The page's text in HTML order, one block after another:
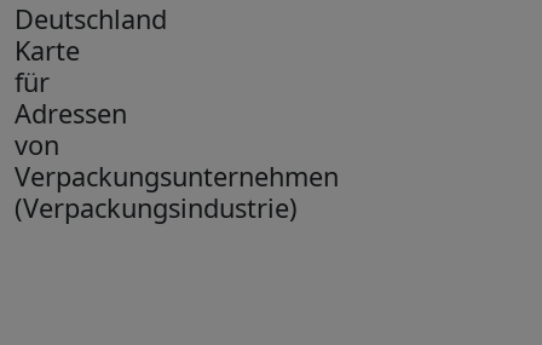
Deutschland
Karte
für
Adressen
von
Verpackungsunternehmen
(Verpackungsindustrie)